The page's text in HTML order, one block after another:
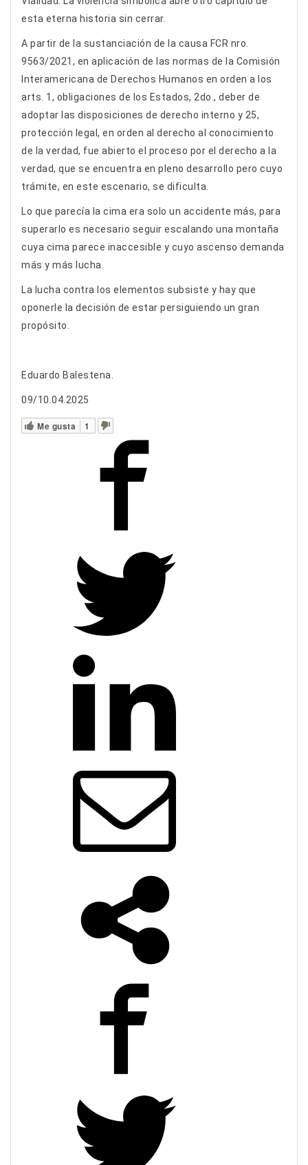
esta eterna historia sin cerrar.
A partir de la sustanciación de la causa FCR nro.
9563/2021, en aplicación de las normas de la Comisión
Interamericana de Derechos Humanos en orden a los
arts. 1, obligaciones de los Estados, 2do., deber de
adoptar las disposiciones de derecho interno y 25,
protección legal, en orden al derecho al conocimiento
de la verdad, fue abierto el proceso por el derecho a la
verdad, que se encuentra en pleno desarrollo pero cuyo
trámite, en este escenario, se dificulta.
Lo que parecía la cima era solo un accidente más, para
superarlo es necesario seguir escalando una montaña
cuya cima parece inaccesible y cuyo ascenso demanda
más y más lucha.
La lucha contra los elementos subsiste y hay que
oponerle la decisión de estar persiguiendo un gran
propósito.
Eduardo Balestena.
09/10.04.2025
Me gusta 1